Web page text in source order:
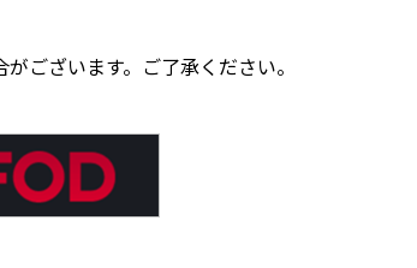
ございます。ご了承ください。